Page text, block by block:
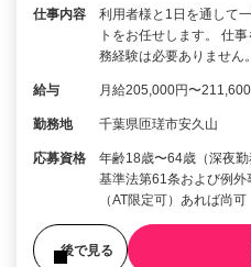
仕事内容
利用者様と1日を通して
トをお任せします。 仕
務経験は必要ありませ
給与 月給205,000円〜
勤務地 千葉県匝瑳市安久山
応募資格
年齢18歳〜64歳（深夜
基準法第61条および例
（AT限定可）あれば尚可
後で見る